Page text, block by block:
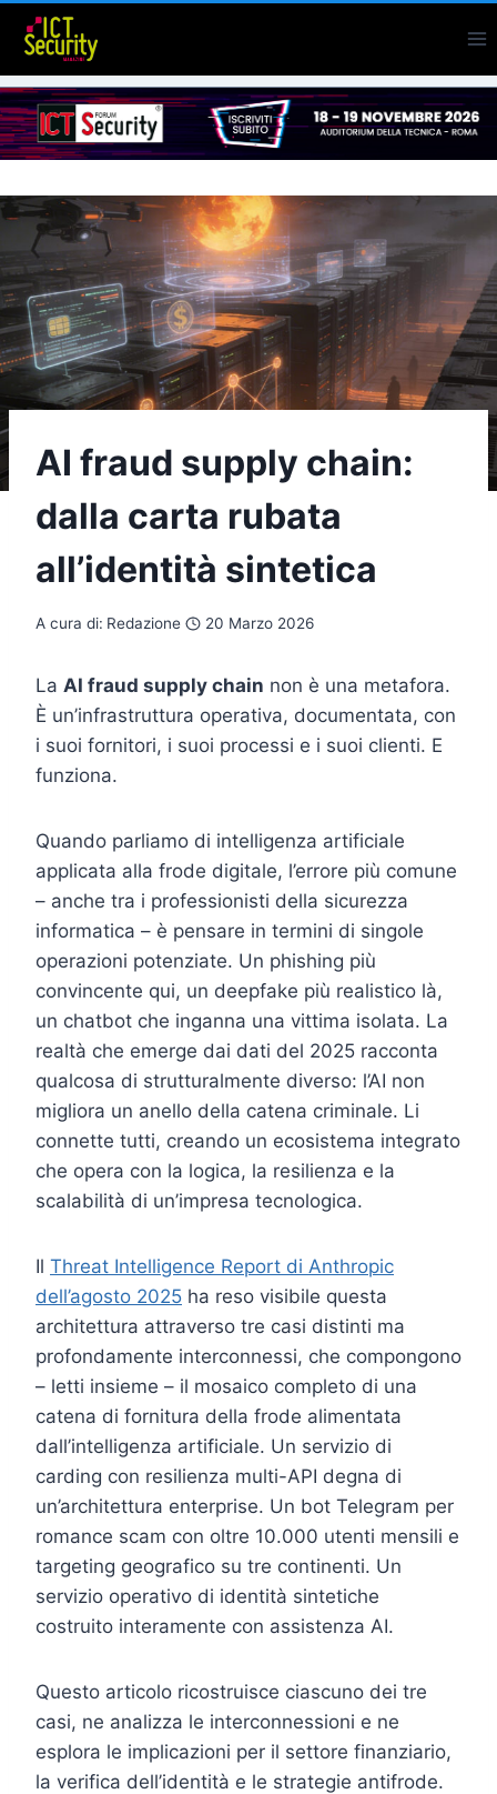
Salta
contenuto
AI fraud supply chain:
dalla carta rubata
all’identità sintetica
A cura di: Redazione 20 Marzo 2026
La AI fraud supply chain non è una metafora.
È un’infrastruttura operativa, documentata, con
i suoi fornitori, i suoi processi e i suoi clienti. E
funziona.
Quando parliamo di intelligenza artificiale
applicata alla frode digitale, l’errore più comune
– anche tra i professionisti della sicurezza
informatica – è pensare in termini di singole
operazioni potenziate. Un phishing più
convincente qui, un deepfake più realistico là,
un chatbot che inganna una vittima isolata. La
realtà che emerge dai dati del 2025 racconta
qualcosa di strutturalmente diverso: l’AI non
migliora un anello della catena criminale. Li
connette tutti, creando un ecosistema integrato
che opera con la logica, la resilienza e la
scalabilità di un’impresa tecnologica.
Il Threat Intelligence Report di Anthropic
dell’agosto 2025 ha reso visibile questa
architettura attraverso tre casi distinti ma
profondamente interconnessi, che compongono
– letti insieme – il mosaico completo di una
catena di fornitura della frode alimentata
dall’intelligenza artificiale. Un servizio di
carding con resilienza multi-API degna di
un’architettura enterprise. Un bot Telegram per
romance scam con oltre 10.000 utenti mensili e
targeting geografico su tre continenti. Un
servizio operativo di identità sintetiche
costruito interamente con assistenza AI.
Questo articolo ricostruisce ciascuno dei tre
casi, ne analizza le interconnessioni e ne
esplora le implicazioni per il settore finanziario,
la verifica dell’identità e le strategie antifrode.